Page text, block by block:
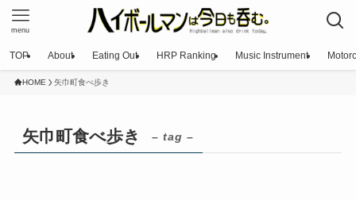
menu
TOP About Eating Out HRP Ranking Music Instrument
HOME 矢巾町食べ歩き
矢巾町食べ歩き – tag –